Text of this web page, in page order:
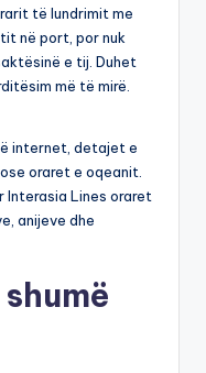
të lundrimit me
në port, por nuk
e tij. Duhet
më të mirë.
internet, detajet e
oraret e oqeanit.
Interasia Lines oraret
anijeve dhe